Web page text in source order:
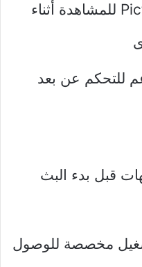
ميزة Picture-in-Picture للمشاهدة أثناء
للتحكم عن بعد
قبل بدء البث
مخصصة للوصول